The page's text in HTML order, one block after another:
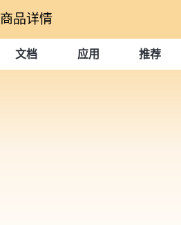
商品详情
文档 应用 推荐